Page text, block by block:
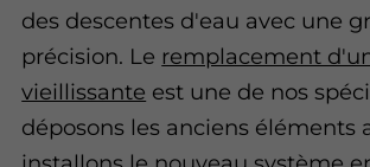
des descentes d'eau avec une
précision. Le remplacement
vieillissante est une de nos
déposons les anciens éléments